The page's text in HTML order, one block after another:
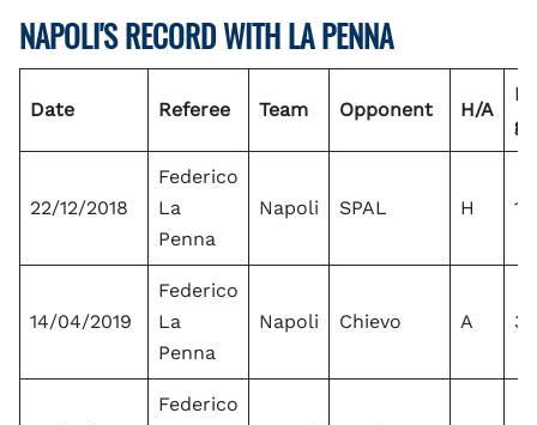
NAPOLI'S RECORD WITH LA PENNA
Date Referee Team Opponent H/A
22/12/2018
Federico
La
Penna
Napoli SPAL H 1
14/04/2019
Federico
La
Penna
Napoli Chievo A 3
Federico